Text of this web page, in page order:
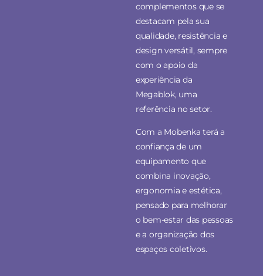
complementos que se
destacam pela sua
qualidade, resistência e
design versátil, sempre
com o apoio da
experiência da
Megablok, uma
referência no setor.
Com a Mobenka terá a
confiança de um
equipamento que
combina inovação,
ergonomia e estética,
pensado para melhorar
o bem-estar das pessoas
e a organização dos
espaços coletivos.